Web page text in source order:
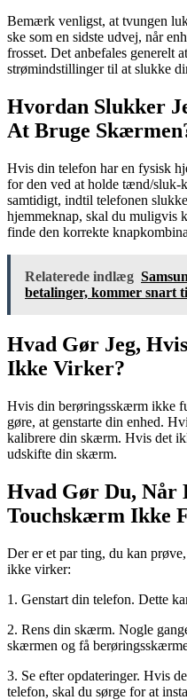
Bemærk venligst, at tvungen
ske som en sidste udvej, når
frosset. Det anbefales generelt
strømindstillinger til at slukke
Hvordan Slukker
At Bruge
Hvis din telefon har en fysisk
for den ved at holde tænd/sluk-
samtidigt, indtil telefonen
hjemmeknap, skal du muligvis
finde den korrekte
Relaterede indlæg
betalinger, kommer snart
Hvad Gør Jeg,
Ikke Virker?
Hvis din berøringsskærm ikke
gøre, at genstarte din enhed.
kalibrere din skærm. Hvis det
udskifte din skærm.
Hvad Gør Du, Når
Touchskærm Ikke
Der er et par ting, du kan
ikke virker:
1. Genstart din telefon. Dette
2. Rens din skærm. Nogle
skærmen og få
3. Se efter opdateringer. Hvis
telefon, skal du sørge for at